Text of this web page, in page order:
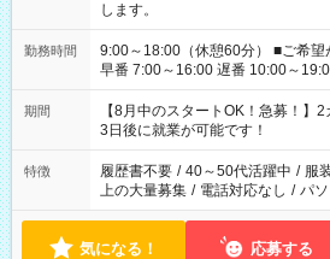
します。
勤務時間
9:00～18:00（休憩60分） ■ご希望があれば下記シフトもOK！
早番 7:00～16:00 遅番 10:00～19:00
と休みを合わせたい」 「余裕を持
「できれば残業はしたくない」
ね。 ※Wワーク希望の方へ 今ご覧のお仕事で希望する勤務時間
と、もう1つのお仕事の勤務時間
合は応募できません。
期間
【8月中のスタートOK！急募！
3日後に就業が可能です！
特徴 履歴書不要 / 40～50代活躍中 / 服
上の大量募集 / 電話対応なし / パ
気になる！ 応募する